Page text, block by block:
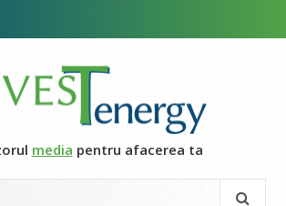
media pentru afacerea ta